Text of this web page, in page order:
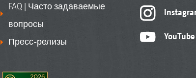
FAQ | Часто задаваемые
вопросы
Пресс-релизы
YouTube